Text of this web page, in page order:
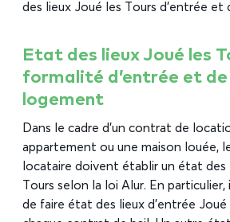
des lieux Joué les Tours d’entrée et
Etat des lieux Joué les
formalité d’entrée et
logement
Dans le cadre d’un contrat de
appartement ou une maison louée,
locataire doivent établir un état des
Tours selon la loi Alur. En particulier,
de faire état des lieux d’entrée Joué